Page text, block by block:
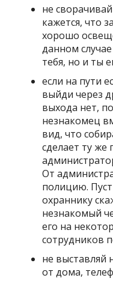
не
кажется, что
хорошо
данном
тебя, но и ты
если на пути
выйди через
выхода нет,
незнакомец
вид, что
сделает ту же
От
полицию.
охраннику
незнакомый
его на
сотрудников
не выставляй
от дома,